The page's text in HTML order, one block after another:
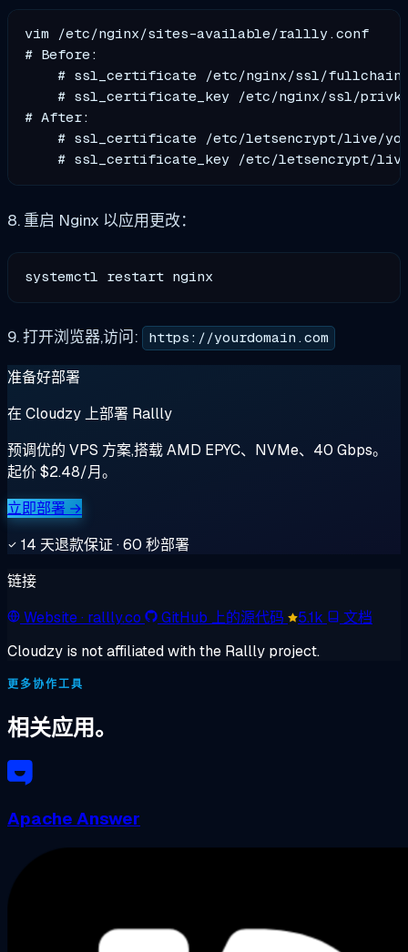
vim /etc/nginx/sites-available/rallly.conf
# Before:
# ssl_certificate /etc/nginx/ssl/
# ssl_certificate_key /etc/nginx/ssl/
# After:
# ssl_certificate /etc/letsencrypt/live/
8. 重启 Nginx 以应用更改：
9. 打开浏览器,访问: https://yourdomain.com
准备好部署
在 Cloudzy 上部署 Rallly
预调优的 VPS 方案,搭载 AMD EPYC、NVMe、40 Gbps。
起价 $2.48/月。
立即部署 →
14 天退款保证 · 60 秒部署
链接
Website· rallly.co GitHub 上的源代码 5.1k
文档
Cloudzy is not affiliated with the Rallly project.
更多协作工具
相关应用。
Apache Answer